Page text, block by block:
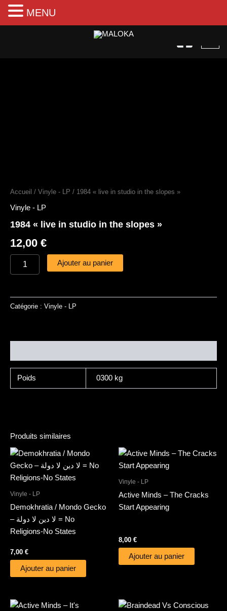
Aller
Accueil / Vinyle - LP / 1984 « live in studio in the slopes »
Vinyle - LP
1984 « live in studio in the slopes »
12,00 €
slopes"
Ajouter au panier
Catégorie : Vinyle - LP
Poids 0300 kg
Produits similaires
Vinyle - LP
Demokhratia / Mondo Gecko
– لا دين لا دولة = No
Religions-No States
7,00 €
Ajouter au panier
Vinyle - LP
Active Minds – The Cracks
Start Appearing
8,00 €
Ajouter au panier
MENU